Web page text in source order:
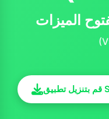
الميزات